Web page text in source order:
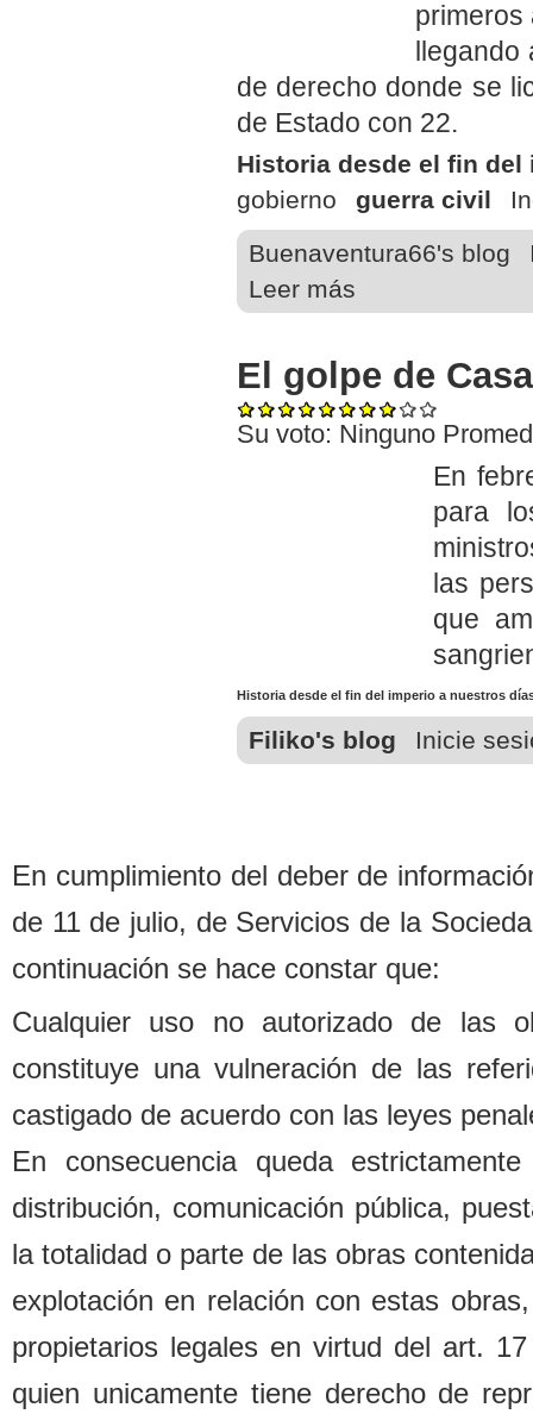
primeros
llegando
de derecho donde se
de Estado con 22.
Historia desde el fin
gobierno
guerra civil
Buenaventura66's blog
Leer más
El golpe de
Su voto: Ninguno
En
para
las
que
Historia desde el fin del imperio a nuestros
Filiko's blog Inicie
En cumplimiento del deber de
de 11 de julio, de Servicios de la
continuación se hace constar que:
Cualquier uso no autorizado de las o
constituye una vulneración de las
castigado de acuerdo con las leyes
En consecuencia queda
distribución, comunicación pública,
la totalidad o parte de las obras
explotación en relación con estas ob
propietarios legales en virtud del art.
quien unicamente tiene derecho de